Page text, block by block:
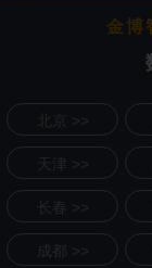
金博
长春 >>
成都 >>